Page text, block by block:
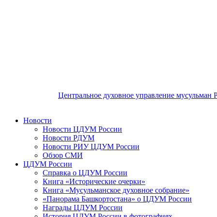
Центральное духовное управление мусульман
Новости
Новости ЦДУМ России
Новости РДУМ
Новости РИУ ЦДУМ России
Обзор СМИ
ЦДУМ России
Справка о ЦДУМ России
Книга «Исторические очерки»
Книга «Мусульманское духовное собрание»
«Панорама Башкортостана» о ЦДУМ России
Награды ЦДУМ России